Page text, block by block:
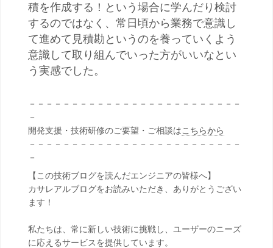
積を作成する！という場合に学んだり検討
するのではなく、常日頃から業務で意識し
て進めて見積勘というのを養っていくよう
意識して取り組んでいった方がいいなとい
う実感でした。
－－－－－－－－－－－－－－－－－－－－－－－－－
－
開発支援・技術研修のご要望・ご相談はこちらから
－－－－－－－－－－－－－－－－－－－－－－－－－
－
【この技術ブログを読んだエンジニアの皆様へ】
カサレアルブログをお読みいただき、ありがとうござい
ます！
私たちは、常に新しい技術に挑戦し、ユーザーのニーズ
に応えるサービスを提供しています。